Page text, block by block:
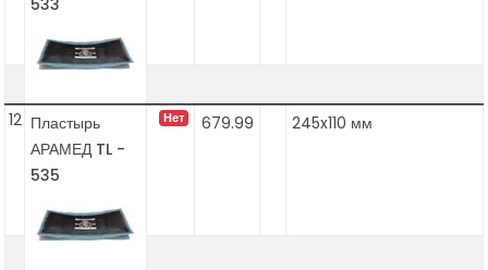
533
12 Пластырь
АРАМЕД TL -
535
Нет 679.99 245x110 мм